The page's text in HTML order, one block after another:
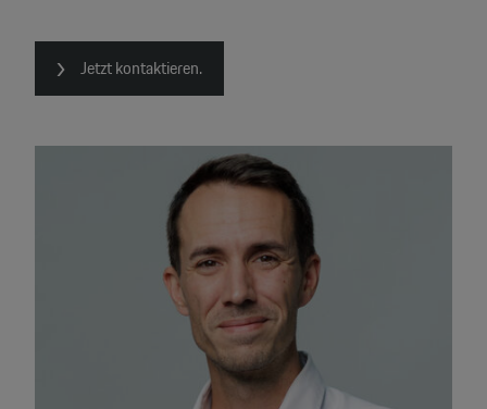
Jetzt kontaktieren.